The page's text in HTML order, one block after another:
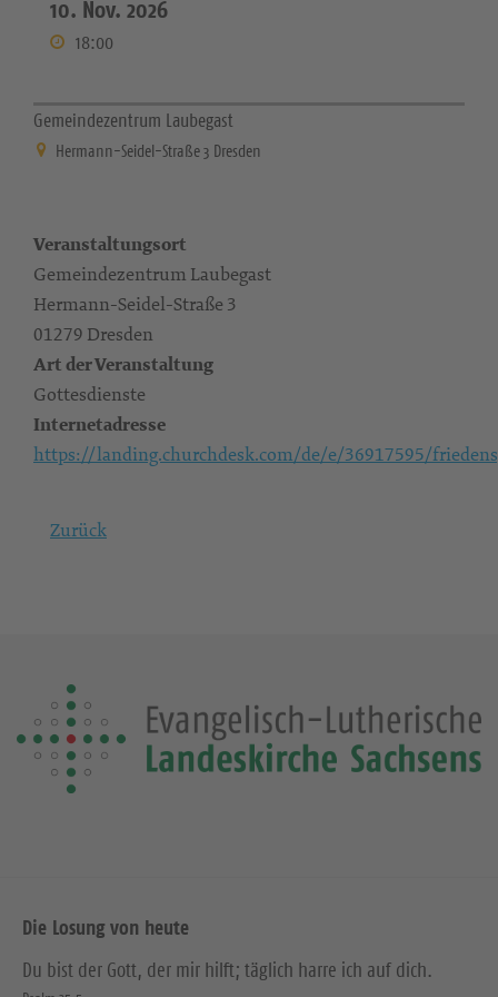
10. Nov. 2026
18:00
Gemeindezentrum Laubegast
Hermann-Seidel-Straße 3 Dresden
Veranstaltungsort
Gemeindezentrum Laubegast
Hermann-Seidel-Straße 3
01279 Dresden
Art der Veranstaltung
Gottesdienste
Internetadresse
https://landing.churchdesk.com/de/e/36917595/
Zurück
Die Losung von heute
Du bist der Gott, der mir hilft; täglich harre ich auf dich.